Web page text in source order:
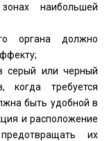
наибольшей
органа должно
серый или черный
когда требуется
быть удобной в
и расположение
их